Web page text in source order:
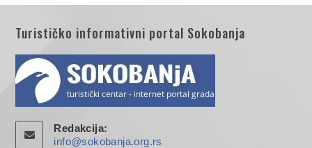
Turističko informativni portal Sokobanja
Redakcija:
info@sokobanja.org.rs